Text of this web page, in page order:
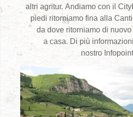
altri agritur. Andiamo con il
piedi ritorniamo fina alla
da dove ritorniamo di
a casa. Di più
nostro